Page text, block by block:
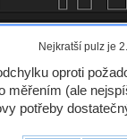
Nejkratší pulz je
oproti
měřením (ale
potřeby